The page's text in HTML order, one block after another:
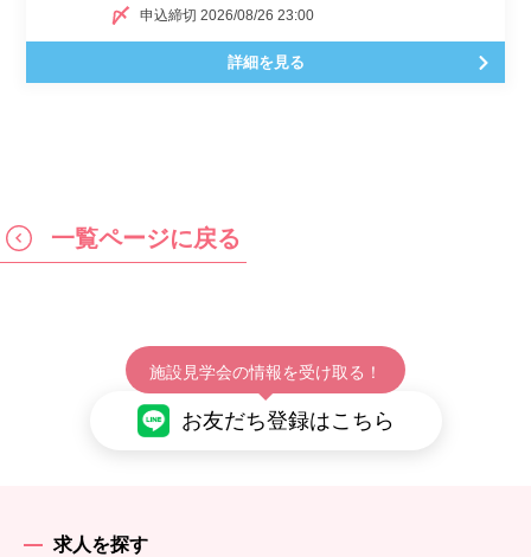
申込締切 2026/08/26 23:00
詳細を見る
一覧ページに戻る
施設見学会の情報を受け取る！
お友だち登録はこちら
求人を探す